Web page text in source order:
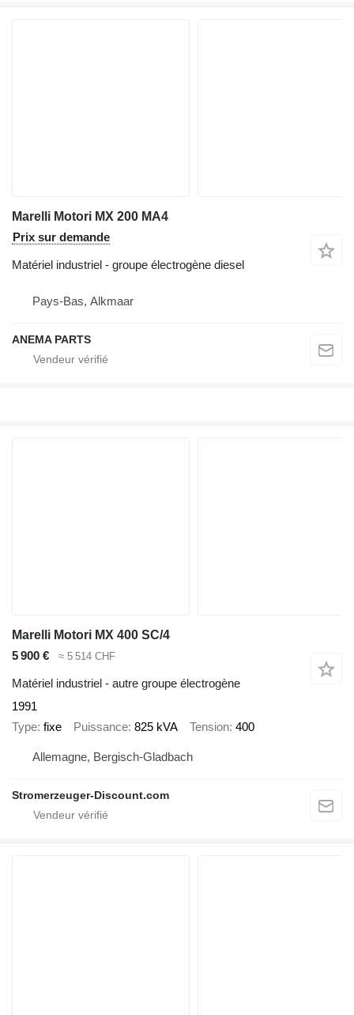
Marelli Motori MX 200 MA4
Prix sur demande
Matériel industriel - groupe électrogène diesel
Pays-Bas, Alkmaar
ANEMA PARTS
Marelli Motori MX 400 SC/4
5 900 €
≈ 5 514 CHF
Matériel industriel - autre groupe électrogène
1991
Type fixe Puissance 825 kVA Tension 400
Allemagne, Bergisch-Gladbach
Stromerzeuger-Discount.com